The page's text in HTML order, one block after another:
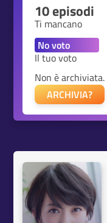
10 episodi
Ti mancano
Il tuo voto
Non è archiviata.
ARCHIVIA?